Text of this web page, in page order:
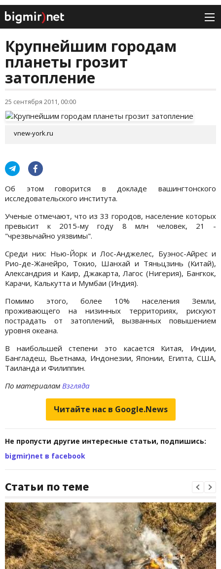
Крупнейшим городам
планеты грозит
затопление
25 сентября 2011, 00:00
vnew-york.ru
Об этом говорится в докладе вашингтонского
исследовательского института.
Ученые отмечают, что из 33 городов, население которых
превысит к 2015-му году 8 млн человек, 21 -
"чрезвычайно уязвимы".
Среди них: Нью-Йорк и Лос-Анджелес, Буэнос-Айрес и
Рио-де-Жанейро, Токио, Шанхай и Тяньцзинь (Китай),
Александрия и Каир, Джакарта, Лагос (Нигерия), Бангкок,
Карачи, Калькутта и Мумбаи (Индия).
Помимо этого, более 10% населения Земли,
проживающего на низинных территориях, рискуют
пострадать от затоплений, вызванных повышением
уровня океана.
В наибольшей степени это касается Китая, Индии,
Бангладеш, Вьетнама, Индонезии, Японии, Египта, США,
Таиланда и Филиппин.
По материалам Взгляда
Читайте нас в Google.News
Не пропусти другие интересные статьи, подпишись:
bigmir)net в facebook
Статьи по теме